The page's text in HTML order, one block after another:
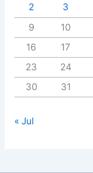
2
3
9
10
16
17
23
24
30
31
« Jul